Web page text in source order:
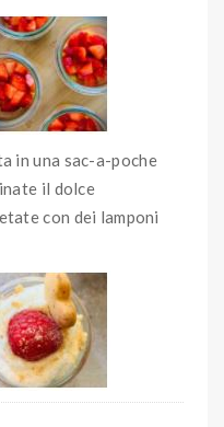
in una sac-a-poche
il dolce
con dei lamponi